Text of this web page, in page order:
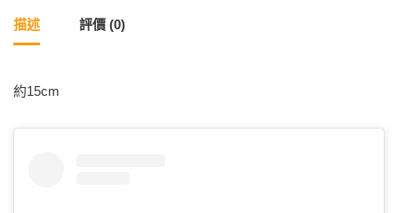
描述 評價 (0)
約15cm